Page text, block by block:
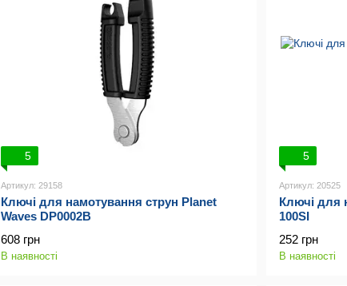
5
Артикул: 29158
Ключі для намотування струн Planet
Waves DP0002B
608 грн
В наявності
5
Артикул: 20525
Ключі для
100SI
252 грн
В наявності